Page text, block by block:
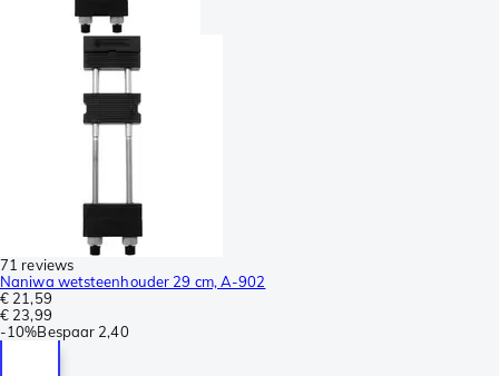
71 reviews
Naniwa wetsteenhouder 29 cm, A-902
€ 21,59
€ 23,99
-10%Bespaar 2,40